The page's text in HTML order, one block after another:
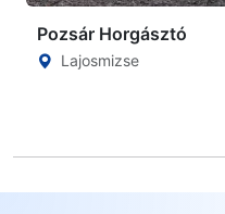
Pozsár Horgásztó
Lajosmizse